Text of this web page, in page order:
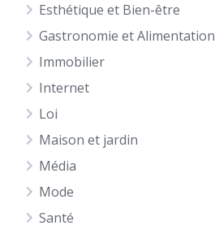
Esthétique et Bien-être
Gastronomie et Alimentation
Immobilier
Internet
Loi
Maison et jardin
Média
Mode
Santé